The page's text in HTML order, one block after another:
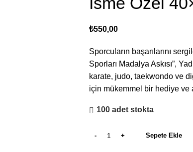
₺550,00
Sporcuların başarılarını
Sporları Madalya Askısı”,
karate, judo, taekwondo ve
için mükemmel bir hediye ve
100 adet stokta
Sepete Ekle